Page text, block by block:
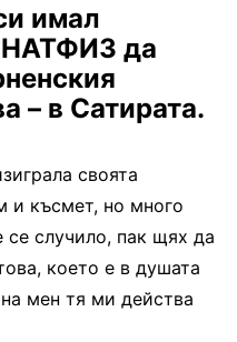
имал
НАТФИЗ да
– в Сатирата.
своята
и късмет, но много
случило, пак щях да
което е в душата
мен тя ми действа